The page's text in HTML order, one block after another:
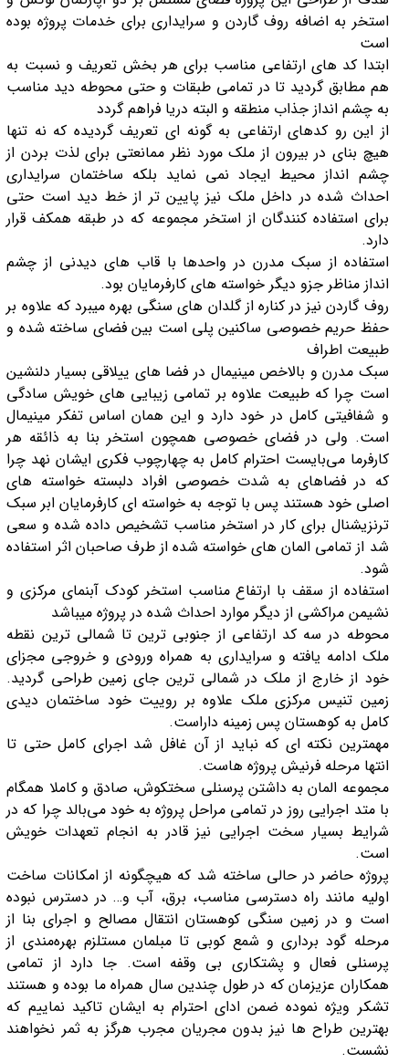
استخر به اضافه روف گاردن و سرایداری برای خدمات پروژه بوده
است
ابتدا کد های ارتفاعی مناسب برای هر بخش تعریف و نسبت به
هم مطابق گردید تا در تمامی طبقات و حتی محوطه دید مناسب
به چشم انداز جذاب منطقه و البته دریا فراهم گردد
از این رو کدهای ارتفاعی به گونه ای تعریف گردیده که نه تنها
هیچ بنای در بیرون از ملک مورد نظر ممانعتی برای لذت بردن از
چشم انداز محیط ایجاد نمی نماید بلکه ساختمان سرایداری
احداث شده در داخل ملک نیز پایین تر از خط دید است حتی
برای استفاده کنندگان از استخر مجموعه که در طبقه همکف قرار
دارد.
استفاده از سبک مدرن در واحدها با قاب های دیدنی از چشم
انداز مناظر جزو دیگر خواسته های کارفرمایان بود.
روف گاردن نیز در کناره از گلدان های سنگی بهره میبرد که علاوه بر
حفظ حریم خصوصی ساکنین پلی‌ است بین فضای ساخته شده و
طبیعت اطراف
سبک مدرن و بالاخص مینیمال در فضا های ییلاقی بسیار دلنشین
است چرا که طبیعت علاوه بر تمامی زیبایی های خویش سادگی
و شفافیتی کامل در خود دارد و این همان اساس تفکر مینیمال
است. ولی در فضای خصوصی همچون استخر بنا به ذائقه هر
کارفرما می‌بایست احترام کامل به چهارچوب فکری ایشان نهد چرا
که در فضاهای به شدت خصوصی افراد دلبسته خواسته های
اصلی خود هستند پس با توجه به خواسته ای کارفرمایان ابر سبک
ترنزیشنال برای کار در استخر مناسب تشخیص داده شده و سعی
شد از تمامی المان های خواسته شده از طرف صاحبان اثر استفاده
شود.
استفاده از سقف با ارتفاع مناسب استخر کودک آبنمای مرکزی و
نشیمن مراکشی از دیگر موارد احداث شده در پروژه میباشد
محوطه در سه کد ارتفاعی از جنوبی ترین تا شمالی ترین نقطه
ملک ادامه یافته و سرایداری به همراه ورودی و خروجی مجزای
خود از خارج از ملک در شمالی ترین جای زمین طراحی گردید.
زمین تنیس مرکزی ملک علاوه بر روییت خود ساختمان دیدی
کامل به کوهستان پس زمینه داراست.
مهمترین نکته ای که نباید از آن غافل شد اجرای کامل حتی تا
انتها مرحله فرنیش پروژه هاست.
مجموعه المان به داشتن پرسنلی سختکوش، صادق و کاملا همگام
با متد اجرایی روز در تمامی مراحل پروژه به خود می‌بالد چرا که در
شرایط بسیار سخت اجرایی نیز قادر به انجام تعهدات خویش
است.
پروژه حاضر در حالی ساخته شد که هیچگونه از امکانات ساخت
اولیه مانند راه دسترسی مناسب، برق، آب و… در دسترس نبوده
است و در زمین سنگی کوهستان انتقال مصالح و اجرای بنا از
مرحله گود برداری و شمع کوبی تا مبلمان مستلزم بهره‌مندی از
پرسنلی فعال و پشتکاری بی وقفه است. جا دارد از تمامی
همکاران عزیزمان که در طول چندین سال همراه ما بوده و هستند
تشکر ویژه نموده ضمن ادای احترام به ایشان تاکید نماییم که
بهترین طراح ها نیز بدون مجریان مجرب هرگز به ثمر نخواهند
نشست.